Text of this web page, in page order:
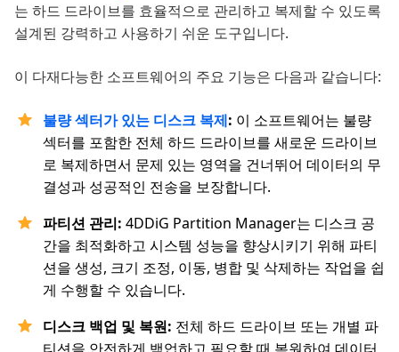
는 하드 드라이브를 효율적으로 관리하고 복제할 수 있도록
설계된 강력하고 사용하기 쉬운 도구입니다.
이 다재다능한 소프트웨어의 주요 기능은 다음과 같습니다:
불량 섹터가 있는 디스크 복제: 이 소프트웨어는 불량
섹터를 포함한 전체 하드 드라이브를 새로운 드라이브
로 복제하면서 문제 있는 영역을 건너뛰어 데이터의 무
결성과 성공적인 전송을 보장합니다.
파티션 관리: 4DDiG Partition Manager는 디스크 공
간을 최적화하고 시스템 성능을 향상시키기 위해 파티
션을 생성, 크기 조정, 이동, 병합 및 삭제하는 작업을 쉽
게 수행할 수 있습니다.
디스크 백업 및 복원: 전체 하드 드라이브 또는 개별 파